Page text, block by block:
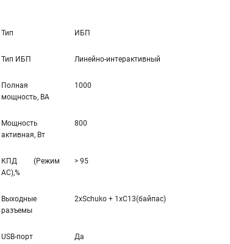
Тип ИБП
Тип ИБП Линейно-интерaктивный
Полная
мощность, ВА
1000
Мощность
активная, Вт
800
КПД (Режим
AC),%
> 95
Выходные
разъемы
2xSchuko + 1xC13(байпас)
USB-порт Да